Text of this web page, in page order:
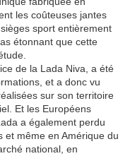
les coûteuses jantes
sport entièrement
étonnant que cette
de la Lada Niva, a été
et a donc vu
sur son territoire
Et les Européens
a également perdu
et même en Amérique du
national, en